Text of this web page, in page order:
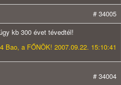
# 34005
kb 300 évet tévedtél!
Bao, a FŐNÖK! 2007.09.22. 15:10:41
# 34004